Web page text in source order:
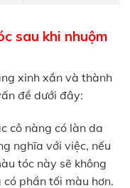
sau khi nhuộm
xinh xắn và thành
đề dưới đây:
cô nàng có làn da
nghĩa với việc, nếu
tóc này sẽ không
phần tối màu hơn.